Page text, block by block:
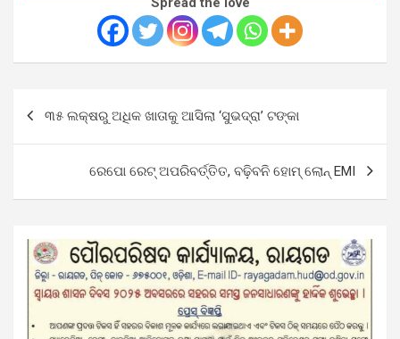
navigation
୩୫ ଲକ୍ଷରୁ ଅଧିକ ଖାତାକୁ ଆସିଲା ‘ସୁଭଦ୍ରା’ ଟଙ୍କା
ରେପୋ ରେଟ୍ ଅପରିବର୍ତ୍ତିତ, ବଢ଼ିବନି ହୋମ୍‌ ଲୋନ୍‌ EMI